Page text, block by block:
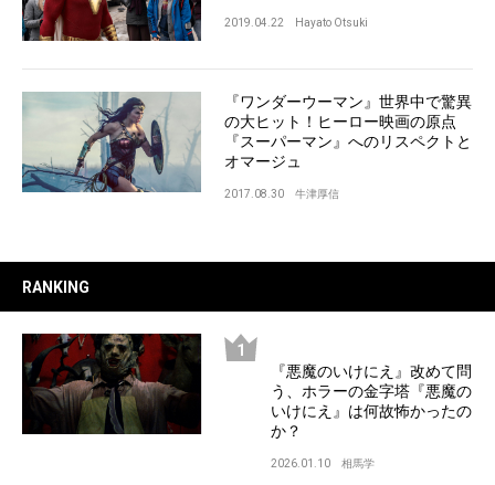
2019.04.22 Hayato Otsuki
『ワンダーウーマン』世界中で驚異
の大ヒット！ヒーロー映画の原点
『スーパーマン』へのリスペクトと
オマージュ
2017.08.30 牛津厚信
RANKING
『悪魔のいけにえ』改めて問
う、ホラーの金字塔『悪魔の
いけにえ』は何故怖かったの
か？
2026.01.10 相馬学